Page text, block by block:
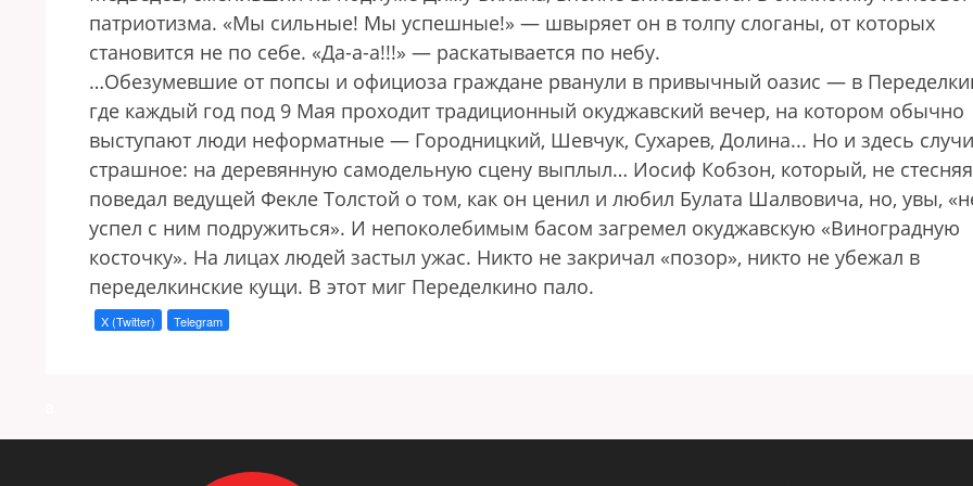
патриотизма. «Мы сильные! Мы успешные!» — швыряет он в толпу слоганы, от которых
становится не по себе. «Да-а-а!!!» — раскатывается по небу.
…Обезумевшие от попсы и официоза граждане рванули в привычный оазис — в
где каждый год под 9 Мая проходит традиционный окуджавский вечер, на котором обычно
выступают люди неформатные — Городницкий, Шевчук, Сухарев, Долина... Но и здесь
страшное: на деревянную самодельную сцену выплыл… Иосиф Кобзон, который, не
поведал ведущей Фекле Толстой о том, как он ценил и любил Булата Шалвовича, но, увы,
успел с ним подружиться». И непоколебимым басом загремел окуджавскую «Виноградную
косточку». На лицах людей застыл ужас. Никто не закричал «позор», никто не убежал в
переделкинские кущи. В этот миг Переделкино пало.
X (Twitter) Telegram